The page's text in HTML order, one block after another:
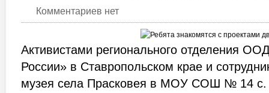
Комментариев нет
Активистами регионального отделения
России» в Ставропольском крае и
музея села Прасковея в МОУ СОШ № 14 с.